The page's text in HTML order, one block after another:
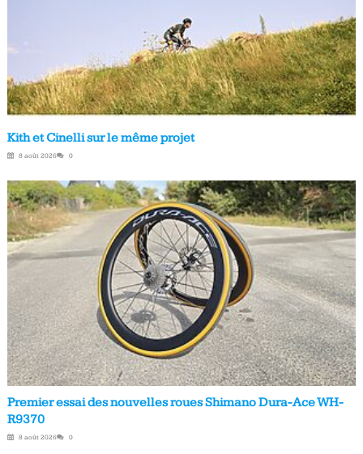
Kith et Cinelli sur le même projet
8 août 2026 0
Premier essai des nouvelles roues Shimano Dura-Ace WH-
R9370
8 août 2026 0